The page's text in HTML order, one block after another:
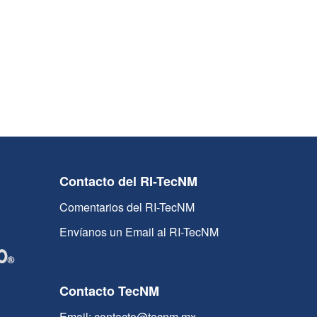
Contacto del RI-TecNM
Comentarios del RI-TecNM
Envíanos un Email al RI-TecNM
Contacto TecNM